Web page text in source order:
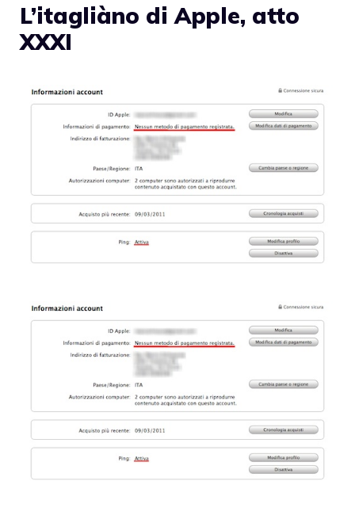
L’itagliàno di Apple, atto
XXXI